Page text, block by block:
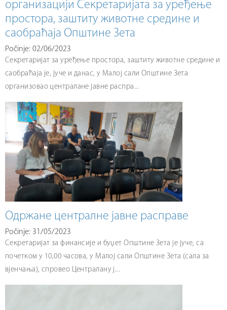
организацији Секретаријата за уређење
простора, заштиту животне средине и
саобраћаја Општине Зета
Počinje: 02/06/2023
Секретаријат за уређење простора, заштиту животне средине и
саобраћаја је, јуче и данас, у Малој сали Општине Зета
организовао централане јавне распра...
Одржане централне јавне расправе
Počinje: 31/05/2023
Секретаријат за финансије и буџет Општине Зета је јуче, са
почетком у 10,00 часова, у Малој сали Општине Зета (сала за
вјенчања), спровео Централану ј...